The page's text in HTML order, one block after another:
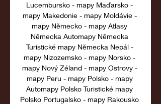
Lucembursko - mapy Maďarsko -
mapy Makedonie - mapy Moldávie -
mapy Německo - mapy Atlasy
Německa Automapy Německa
Turistické mapy Německa Nepál -
mapy Nizozemsko - mapy Norsko -
mapy Nový Zéland - mapy Ostrovy -
mapy Peru - mapy Polsko - mapy
Automapy Polsko Turistické mapy
Polsko Portugalsko - mapy Rakousko